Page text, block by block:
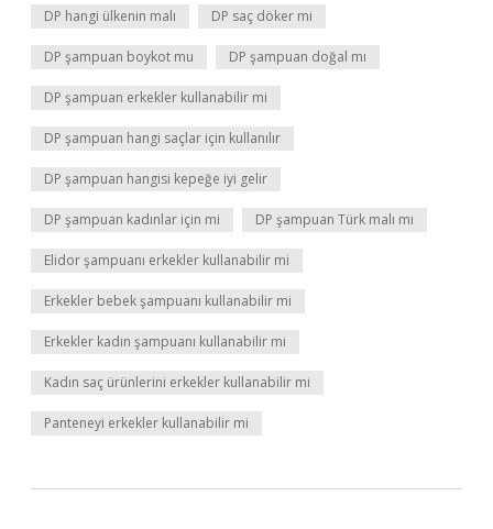
DP hangi ülkenin malı DP saç döker mi
DP şampuan boykot mu DP şampuan doğal mı
DP şampuan erkekler kullanabilir mi
DP şampuan hangi saçlar için kullanılır
DP şampuan hangisi kepeğe iyi gelir
DP şampuan kadınlar için mi DP şampuan Türk malı mı
Elidor şampuanı erkekler kullanabilir mi
Erkekler bebek şampuanı kullanabilir mi
Erkekler kadın şampuanı kullanabilir mi
Kadın saç ürünlerini erkekler kullanabilir mi
Panteneyi erkekler kullanabilir mi